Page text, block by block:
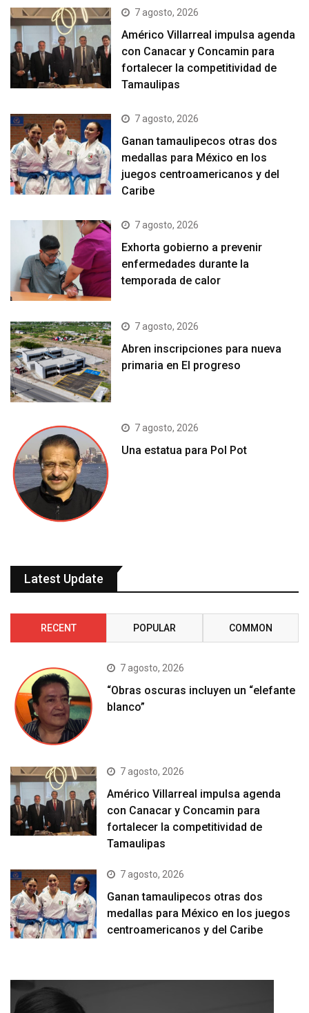
7 agosto, 2026
Américo Villarreal impulsa agenda
con Canacar y Concamin para
fortalecer la competitividad de
Tamaulipas
7 agosto, 2026
Ganan tamaulipecos otras dos
medallas para México en los
juegos centroamericanos y del
Caribe
7 agosto, 2026
Exhorta gobierno a prevenir
enfermedades durante la
temporada de calor
7 agosto, 2026
Abren inscripciones para nueva
primaria en El progreso
7 agosto, 2026
Una estatua para Pol Pot
Latest Update
RECENT POPULAR COMMON
7 agosto, 2026
“Obras oscuras incluyen un “elefante
blanco”
7 agosto, 2026
Américo Villarreal impulsa agenda
con Canacar y Concamin para
fortalecer la competitividad de
Tamaulipas
7 agosto, 2026
Ganan tamaulipecos otras dos
medallas para México en los juegos
centroamericanos y del Caribe